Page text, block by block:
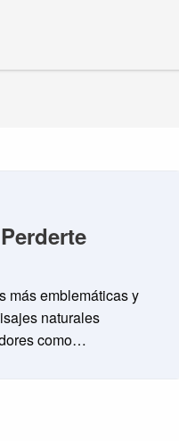
más emblemáticas y
naturales
como…